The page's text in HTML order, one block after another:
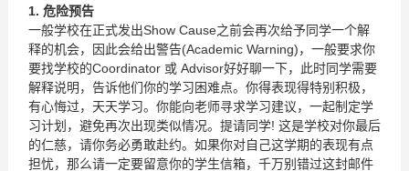
1. 危险预告
一般学校在正式发出Show Cause之前会再次给予同学一个解
释的机会，因此会给出警告(Academic Warning)，一般要求你
要找学校的Coordinator 或 Advisor好好聊一下，此时同学需要
解释说明，告诉他们你的学习困难点。你得表现得特别积极，
有心悔过，天天学习。你能向老师寻求学习建议，一起制定学
习计划，避免再次出现类似情况。提请同学! 这是学校对你最后
的仁慈，请你务必勇敢赴约。如果你对自己这学期的表现有点
担忧，那么请一定要留意你的学生信箱，千万别错过这封邮件